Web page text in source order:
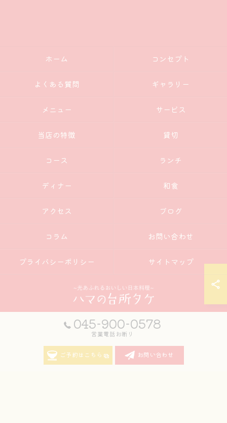
045-900-0578
営業電話お断り
ご予約はこちら お問い合わせ
ホーム コンセプト
よくある質問 ギャラリー
メニュー サービス
当店の特徴 貸切
コース ランチ
ディナー 和食
アクセス ブログ
コラム お問い合わせ
プライバシーポリシー サイトマップ
RESERVED.